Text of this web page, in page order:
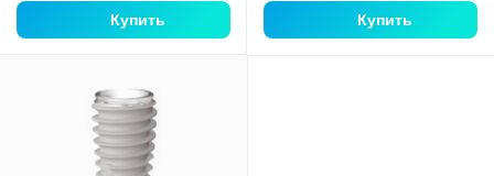
Купить Купить